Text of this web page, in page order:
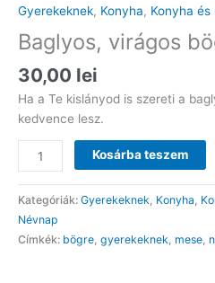
Gyerekeknek, Konyha, Konyha és
Baglyos, virágos
30,00 lei
Ha a Te kislányod is szereti a
kedvence lesz.
Baglyos,
virágos
bögre
CN382
mennyiség
Kosárba teszem
Kategóriák: Gyerekeknek, Konyha,
Névnap
Címkék: bögre, gyerekeknek, mese,